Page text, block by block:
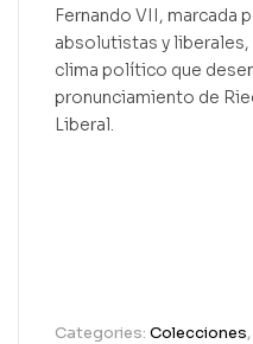
Fernando VII, marcada
absolutistas y
clima político que
pronunciamiento de
Liberal.
Categories: Colecciones,